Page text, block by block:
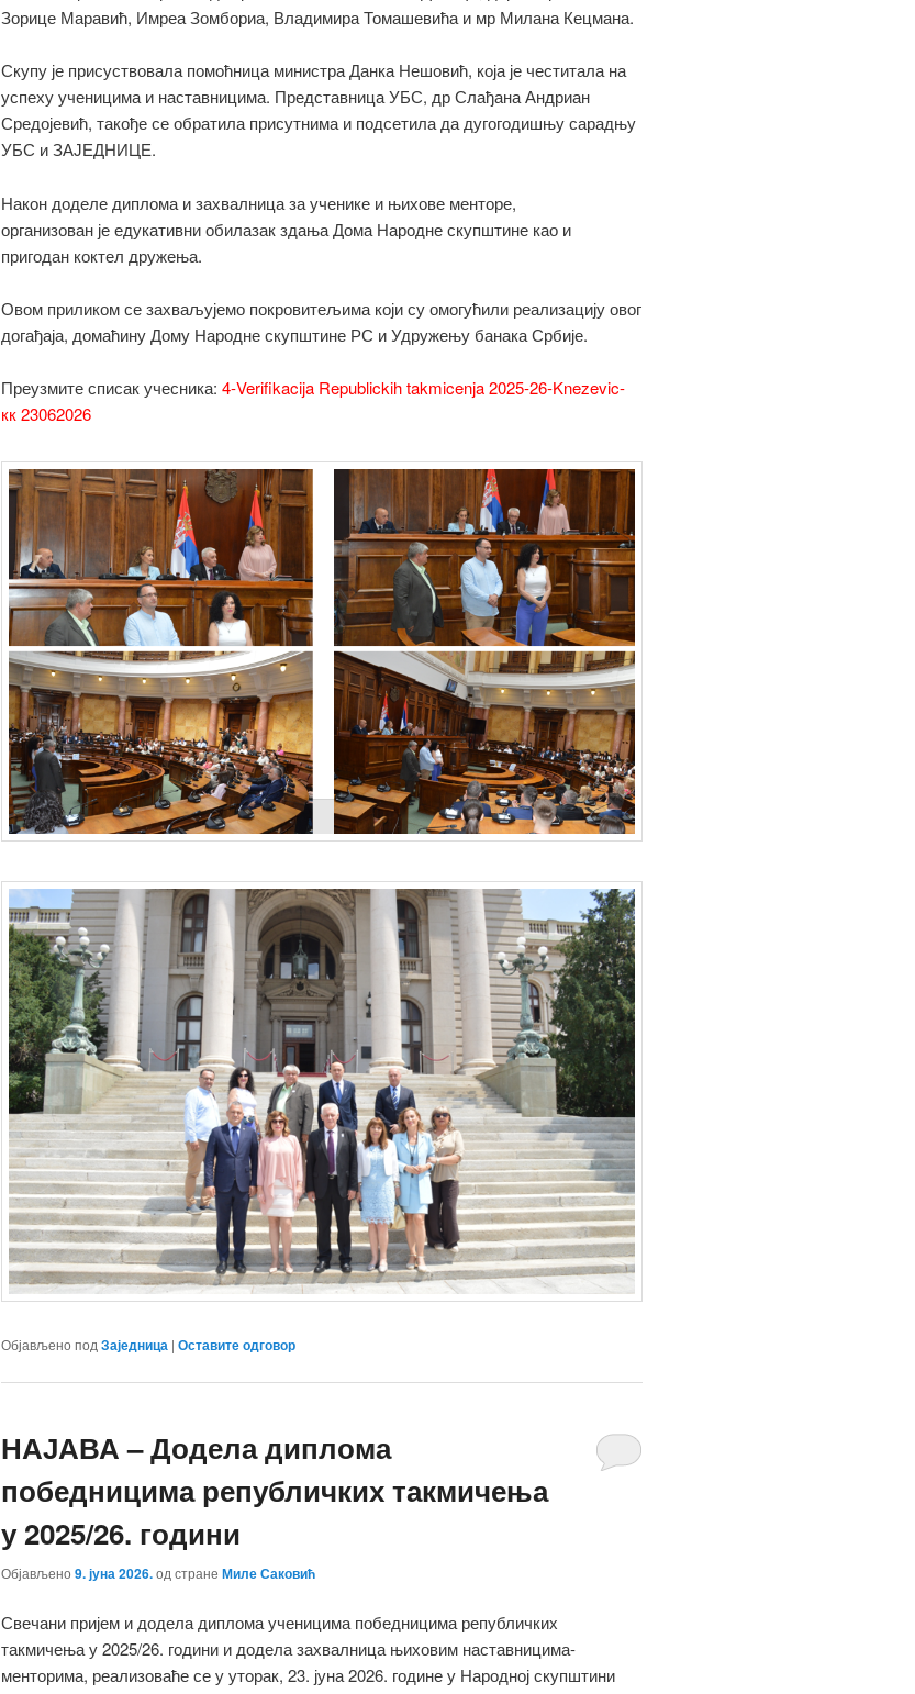
Зорице Маравић, Имреа Зомбориа, Владимира Томашевића и мр Милана Кецмана.
Скупу је присуствовала помоћница министра Данка Нешовић, која је честитала на
успеху ученицима и наставницима. Представница УБС, др Слађана Андриан
Средојевић, такође се обратила присутнима и подсетила да дугогодишњу сарадњу
УБС и ЗАЈЕДНИЦЕ.
Након доделе диплома и захвалница за ученике и њихове менторе,
организован је едукативни обилазак здања Дома Народне скупштине као и
пригодан коктел дружења.
Овом приликом се захваљујемо покровитељима који су омогућили реализацију овог
догађаја, домаћину Дому Народне скупштине РС и Удружењу банака Србије.
Преузмите списак учесника: 4-Verifikacija Republickih takmicenja 2025-26-Knezevic-
кк 23062026
Објављено под Заједница | Оставите одговор
НАЈАВА – Додела диплома
победницима републичких такмичења
у 2025/26. години
Објављено 9. јуна 2026.од стране Миле Саковић
Свечани пријем и додела диплома ученицима победницима републичких
такмичења у 2025/26. години и додела захвалница њиховим наставницима-
менторима, реализоваће се у уторак, 23. јуна 2026. године у Народној скупштини